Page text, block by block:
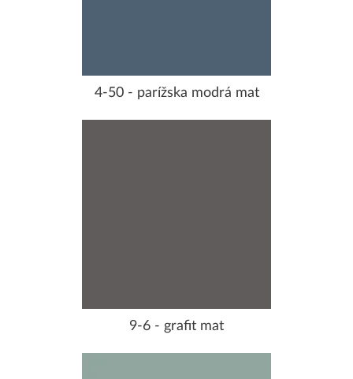
4-50 - parížska modrá mat
9-6 - grafit mat